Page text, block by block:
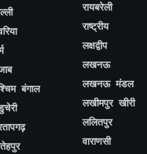
बंगाल
रायबरेली
राष्ट्रीय
लक्षद्वीप
लखनऊ
लखनऊ मंडल
लखीमपुर खीरी
ललितपुर
वाराणसी